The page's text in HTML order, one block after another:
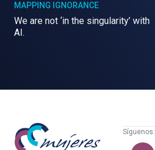
MAPPING IGNORANCE
We are not ‘in the singularity’ with
AI.
Mujeres
con
Síguenos: